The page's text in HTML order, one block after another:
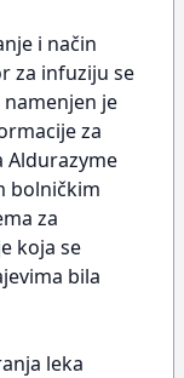
i način
za infuziju se
je
za
Aldurazyme
bolničkim
za
koja se
bila
leka